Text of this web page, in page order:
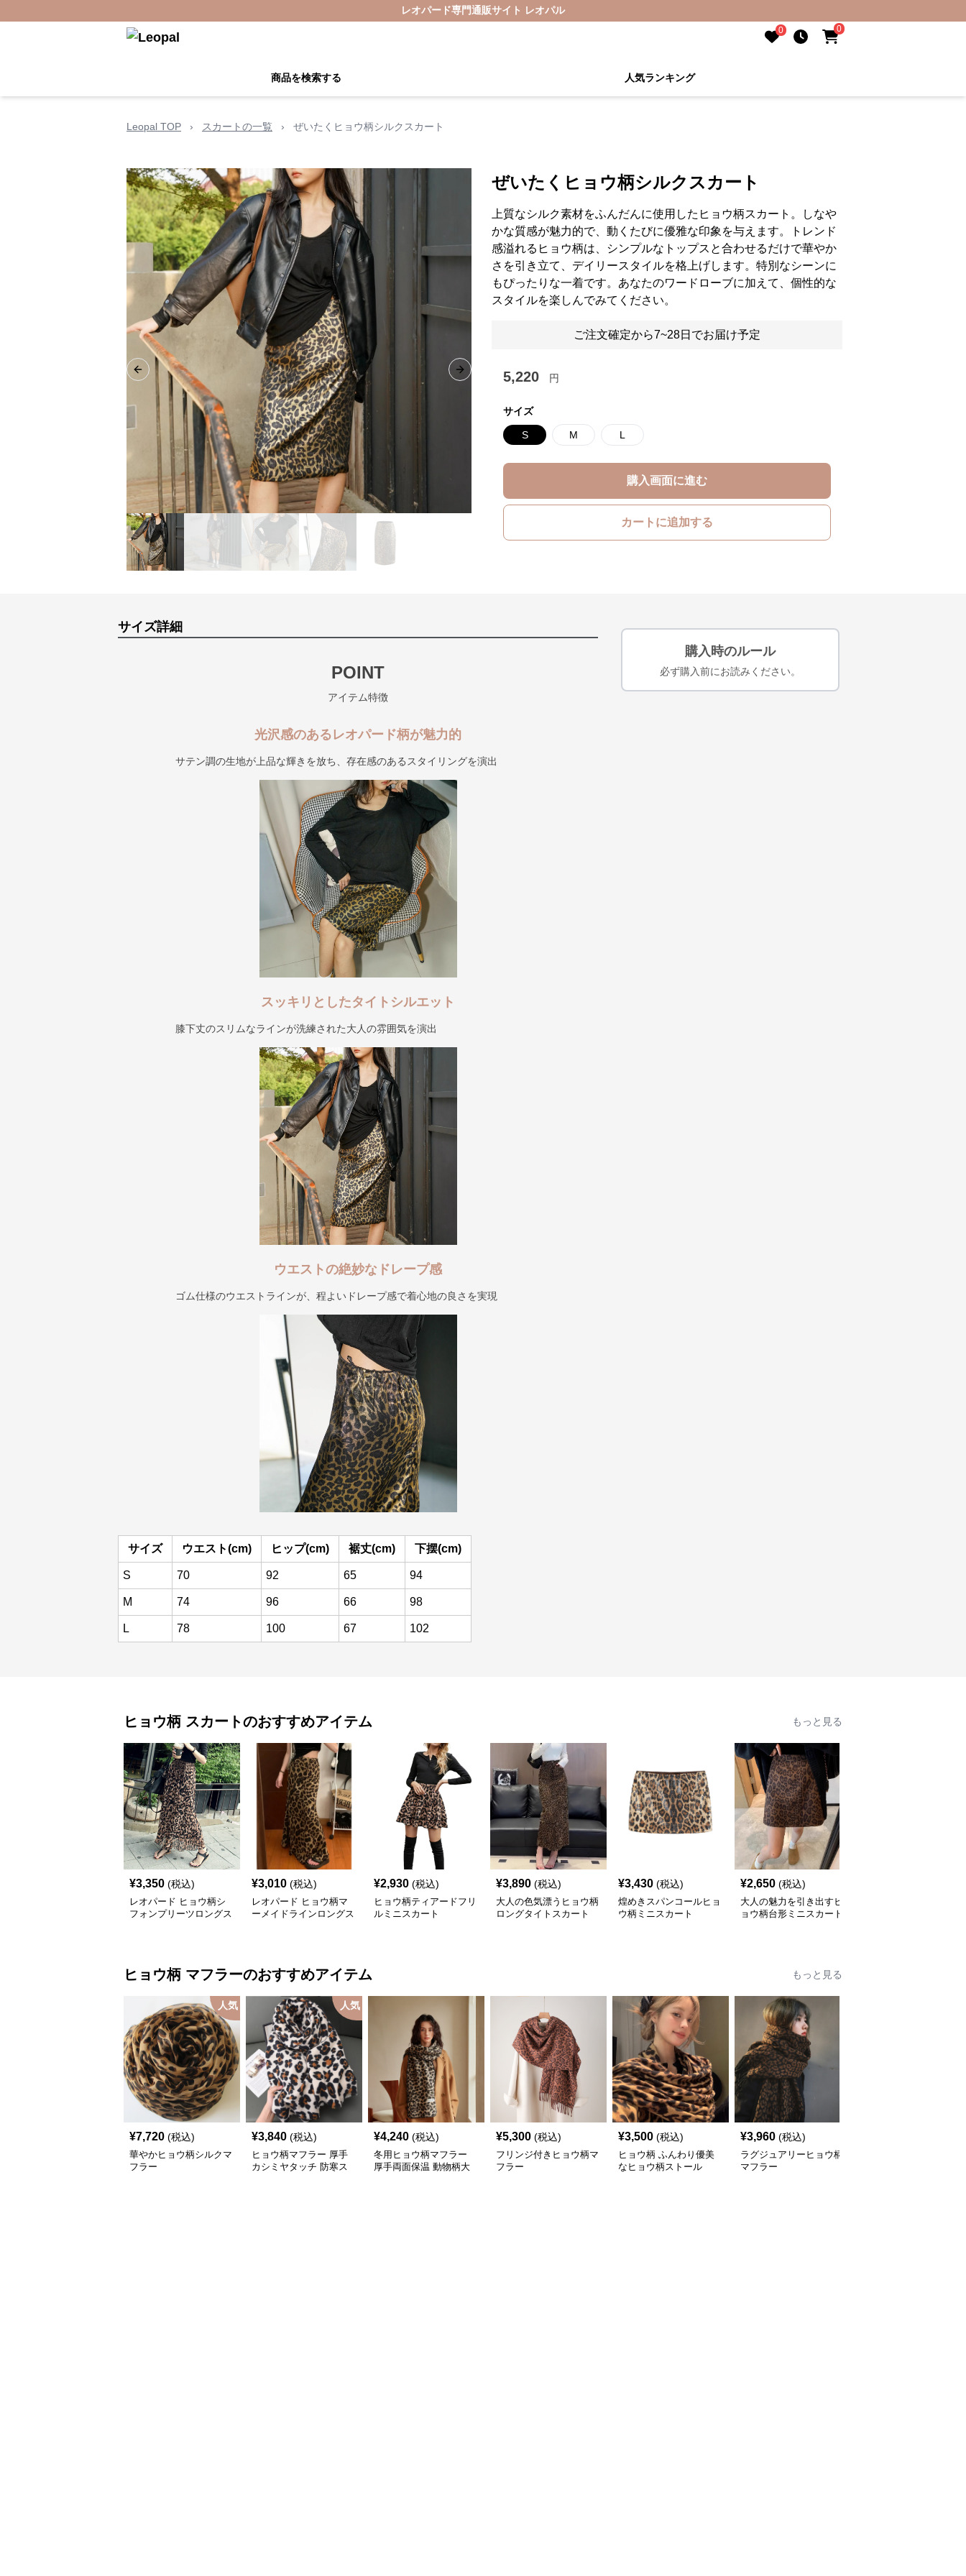
レオパード専門通販サイト レオパル
0 0
商品を検索する 人気ランキング
Leopal TOP › スカートの一覧 › ぜいたくヒョウ柄シルクスカート
Previous slide Next slide
ぜいたくヒョウ柄シルクスカート
上質なシルク素材をふんだんに使用したヒョウ柄スカート。しなや
かな質感が魅力的で、動くたびに優雅な印象を与えます。トレンド
感溢れるヒョウ柄は、シンプルなトップスと合わせるだけで華やか
さを引き立て、デイリースタイルを格上げします。特別なシーンに
もぴったりな一着です。あなたのワードローブに加えて、個性的な
スタイルを楽しんでみてください。
ご注文確定から7~28日でお届け予定
5,220 円
サイズ
S M L
購入画面に進む
カートに追加する
サイズ詳細
POINT
アイテム特徴
光沢感のあるレオパード柄が魅力的
サテン調の生地が上品な輝きを放ち、存在感のあるスタイリングを演出
スッキリとしたタイトシルエット
膝下丈のスリムなラインが洗練された大人の雰囲気を演出
ウエストの絶妙なドレープ感
ゴム仕様のウエストラインが、程よいドレープ感で着心地の良さを実現
サイズ ウエスト(cm) ヒップ(cm) 裾丈(cm) 下摆(cm)
S 70 92 65 94
M 74 96 66 98
L 78 100 67 102
購入時のルール
必ず購入前にお読みください。
ヒョウ柄 スカートのおすすめアイテム もっと見る
¥3,350 (税込)
レオパード ヒョウ柄シ
フォンプリーツロングス
¥3,010 (税込)
レオパード ヒョウ柄マ
ーメイドラインロングス
¥2,930 (税込)
ヒョウ柄ティアードフリ
ルミニスカート
¥3,890 (税込)
大人の色気漂うヒョウ柄
ロングタイトスカート
¥3,430 (税込)
煌めきスパンコールヒョ
ウ柄ミニスカート
¥2,650 (税込)
大人の魅力を引き出すヒ
ョウ柄台形ミニスカート
ヒョウ柄 マフラーのおすすめアイテム もっと見る
人気
¥7,720 (税込)
華やかヒョウ柄シルクマ
フラー
人気
¥3,840 (税込)
ヒョウ柄マフラー 厚手
カシミヤタッチ 防寒ス
¥4,240 (税込)
冬用ヒョウ柄マフラー
厚手両面保温 動物柄大
¥5,300 (税込)
フリンジ付きヒョウ柄マ
フラー
¥3,500 (税込)
ヒョウ柄 ふんわり優美
なヒョウ柄ストール
¥3,960 (税込)
ラグジュアリーヒョウ柄
マフラー